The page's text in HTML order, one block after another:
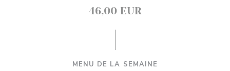
46,00 EUR
MENU DE LA SEMAINE